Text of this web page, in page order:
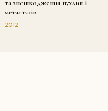
та знешкодження пухлин і
метастазів
2012